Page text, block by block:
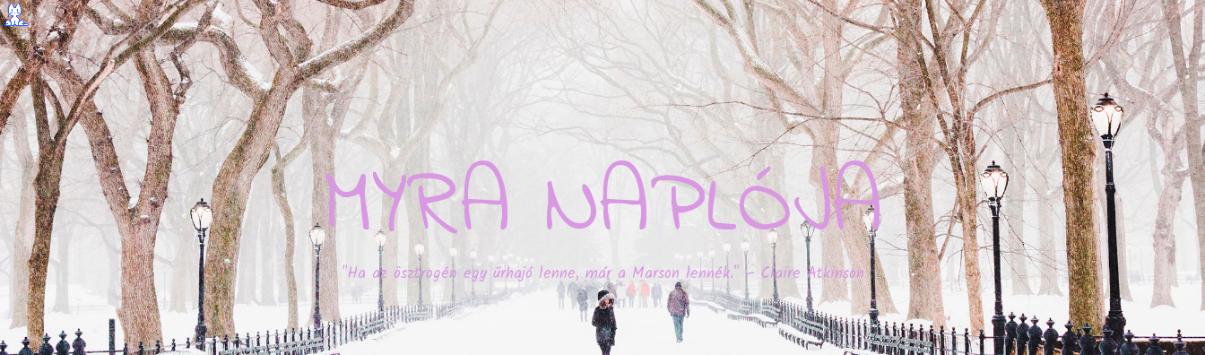
MYRA NAPLÓJA
"Ha az ösztrogén egy űrhajó lenne, már a Marson lennék." – Claire Atkinson